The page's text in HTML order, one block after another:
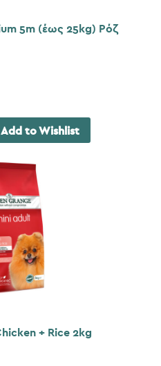
5m (έως 25kg) Ρόζ
Add to Wishlist
+ Rice 2kg